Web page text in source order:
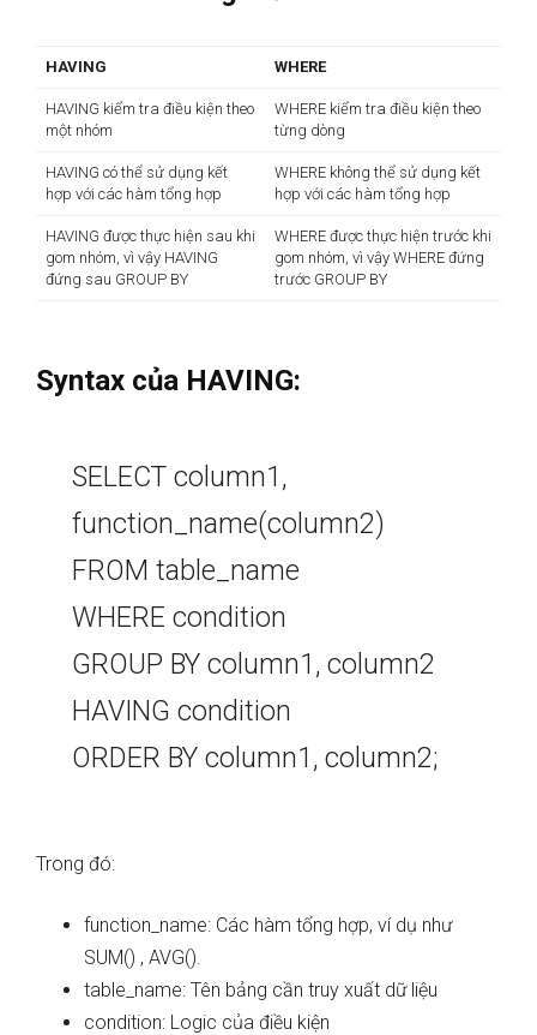
HAVING WHERE
HAVING kiểm tra điều kiện theo
một nhóm
WHERE kiểm tra điều kiện theo
từng dòng
HAVING có thể sử dụng kết
hợp với các hàm tổng hợp
WHERE không thể sử dụng kết
hợp với các hàm tổng hợp
HAVING được thực hiện sau khi
gom nhóm, vì vậy HAVING
đứng sau GROUP BY
WHERE được thực hiện trước khi
gom nhóm, vì vậy WHERE đứng
trước GROUP BY
Syntax của HAVING:
SELECT column1,
function_name(column2)
FROM table_name
WHERE condition
GROUP BY column1, column2
HAVING condition
ORDER BY column1, column2;
Trong đó:
function_name: Các hàm tổng hợp, ví dụ như
SUM() , AVG().
table_name: Tên bảng cần truy xuất dữ liệu
condition: Logic của điều kiện